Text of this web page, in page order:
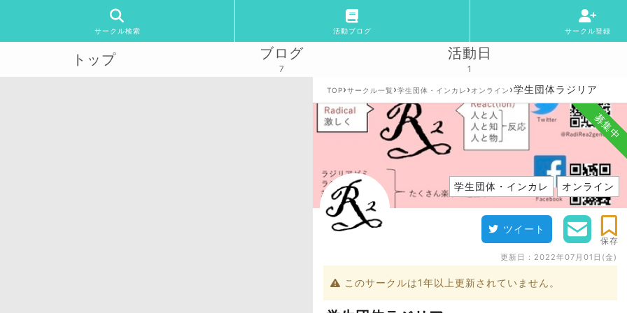
サークル検索 活動ブログ サークル登録
トップ ブログ
7
活動日
1
TOP›サークル一覧 ›学生団体・インカレ › オンライン ›学生団体ラジリア
募集中
学生団体・インカレ オンライン
ツイート
保存
更新日： 2022年07月01日(金)
このサークルは1年以上更新されていません。